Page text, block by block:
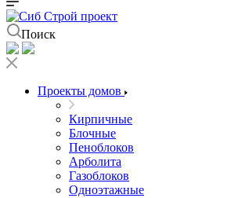
Поиск
Проекты домов
Кирпичные
Блочные
Пеноблоков
Арболита
Газоблоков
Одноэтажные